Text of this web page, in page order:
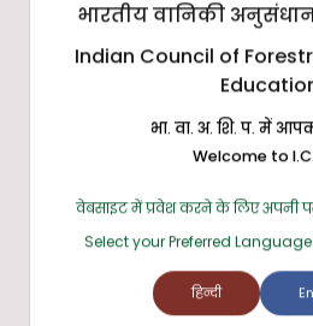
भारतीय वानिकी अनुसंधान
Indian Council of
भा. वा. अ. शि. प. में
Welcome to
वेबसाइट में प्रवेश करने के लिए अपनी
Select your Preferred
हिन्दी